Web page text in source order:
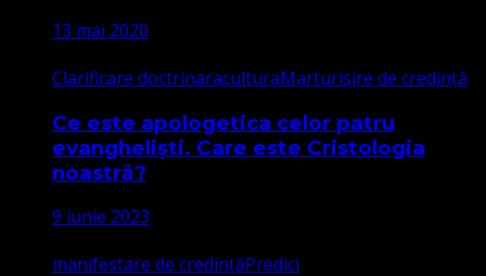
13 mai 2020
Clarificare doctrinaraculturaMarturisire de credință
Ce este apologetica celor patru
evangheliști. Care este Cristologia
noastră?
9 iunie 2023
manifestare de credințăPredici